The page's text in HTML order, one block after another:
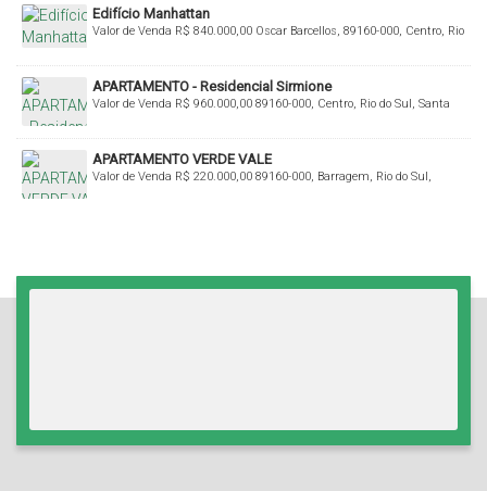
Edifício Manhattan
R$ 840.000,00
Valor de Venda
Oscar Barcellos, 89160-000, Centro, Rio
APARTAMENTO - Residencial Sirmione
R$ 960.000,00
Valor de Venda
89160-000, Centro, Rio do Sul, Santa
APARTAMENTO VERDE VALE
R$ 220.000,00
Valor de Venda
89160-000, Barragem, Rio do Sul,